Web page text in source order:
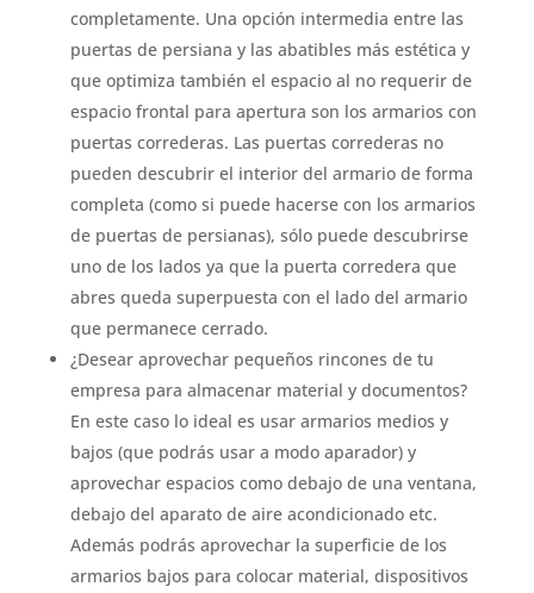
completamente. Una opción intermedia entre las
puertas de persiana y las abatibles más estética y
que optimiza también el espacio al no requerir de
espacio frontal para apertura son los armarios con
puertas correderas. Las puertas correderas no
pueden descubrir el interior del armario de forma
completa (como si puede hacerse con los armarios
de puertas de persianas), sólo puede descubrirse
uno de los lados ya que la puerta corredera que
abres queda superpuesta con el lado del armario
que permanece cerrado.
¿Desear aprovechar pequeños rincones de tu
empresa para almacenar material y documentos?
En este caso lo ideal es usar armarios medios y
bajos (que podrás usar a modo aparador) y
aprovechar espacios como debajo de una ventana,
debajo del aparato de aire acondicionado etc.
Además podrás aprovechar la superficie de los
armarios bajos para colocar material, dispositivos